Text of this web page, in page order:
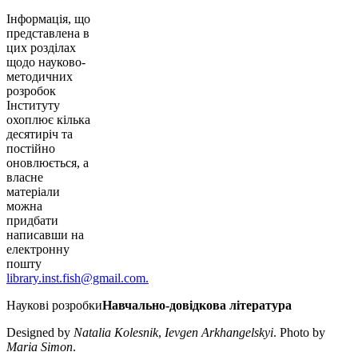
Інформація, що
представлена в
цих розділах
щодо науково-
методичних
розробок
Інституту
охоплює кілька
десятиріч та
постійно
оновлюється, а
власне
матеріали
можна
придбати
написавши на
електронну
пошту
library.inst.fish@gmail.com.
Наукові розробкиНавчально-довідкова література
Designed by Natalia Kolesnik, Ievgen Arkhangelskyi. Photo by
Maria Simon.